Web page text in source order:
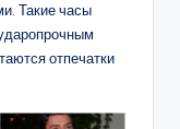
Такие часы
отпечатки